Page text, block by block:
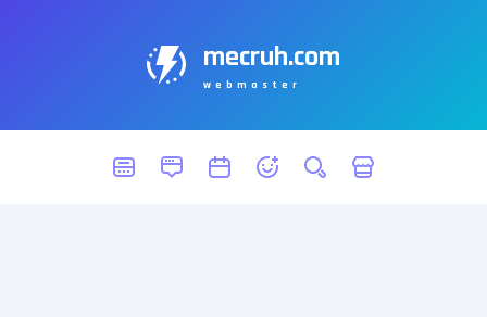
mecruh.com
webmaster